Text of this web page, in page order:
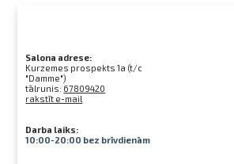
Salona adrese:
Kurzemes prospekts 1a (t/c
"Damme")
tālrunis: 67809420
rakstīt e-mail
Darba laiks:
10:00-20:00 bez brīvdienām